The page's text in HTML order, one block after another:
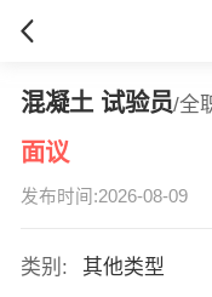
混凝土 试验员/全
面议
发布时间:2026-08-09
类别:
其他类型